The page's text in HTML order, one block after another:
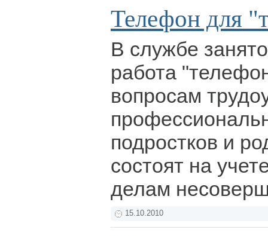
Телефон для
В службе
работа
вопросам
подростков и
состоят на
делам
15.10.2010